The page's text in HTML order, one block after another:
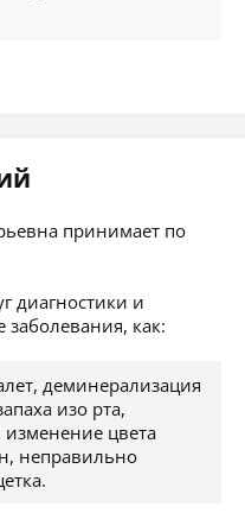
принимает по
диагностики и
заболевания, как:
деминерализация
изо рта,
цвета
неправильно